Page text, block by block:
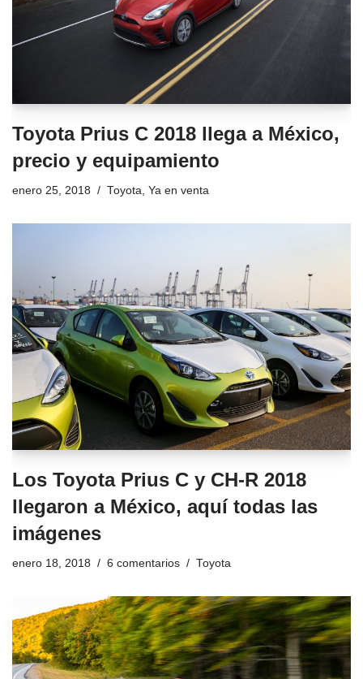
Toyota Prius C 2018 llega a México,
precio y equipamiento
enero 25, 2018 Toyota, Ya en venta
Los Toyota Prius C y CH-R 2018
llegaron a México, aquí todas las
imágenes
enero 18, 2018 6 comentarios Toyota